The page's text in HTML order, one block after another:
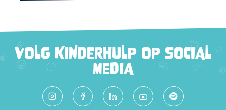
VOLG KINDERHULP OP SOCIAL
MEDIA